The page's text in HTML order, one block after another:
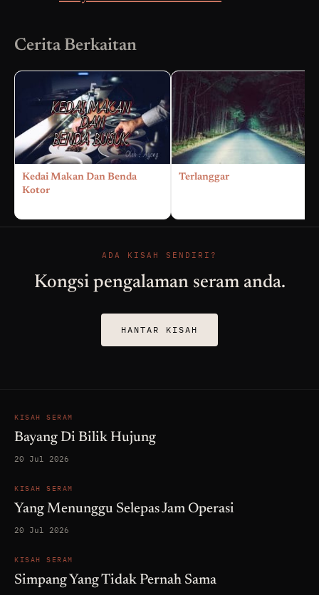
Cerita Berkaitan
Kedai Makan Dan Benda
Kotor
Terlanggar
ADA KISAH SENDIRI?
Kongsi pengalaman seram anda.
HANTAR KISAH
KISAH SERAM
Bayang Di Bilik Hujung
20 Jul 2026
KISAH SERAM
Yang Menunggu Selepas Jam Operasi
20 Jul 2026
KISAH SERAM
Simpang Yang Tidak Pernah Sama